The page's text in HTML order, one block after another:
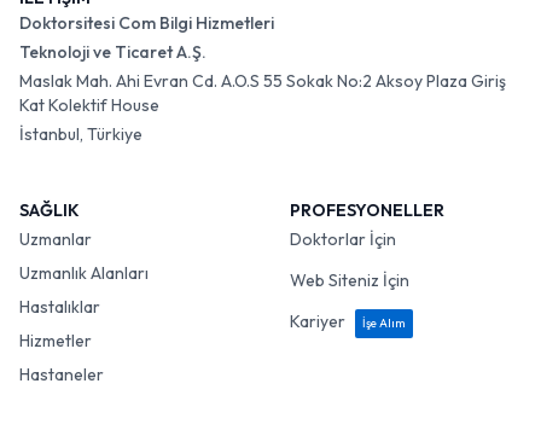
Doktorsitesi Com Bilgi Hizmetleri
Teknoloji ve Ticaret A.Ş.
Maslak Mah. Ahi Evran Cd. A.O.S 55 Sokak No:2 Aksoy Plaza Giriş
Kat Kolektif House
İstanbul, Türkiye
SAĞLIK
Uzmanlar
Uzmanlık Alanları
Hastalıklar
Hizmetler
Hastaneler
PROFESYONELLER
Doktorlar İçin
Web Siteniz İçin
Kariyer
İşe Alım